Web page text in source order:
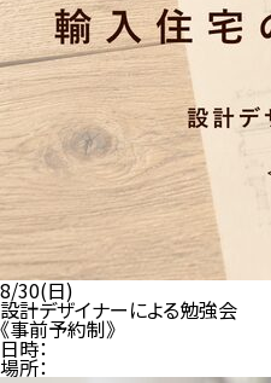
8/30(日)
設計デザイナーによる勉強会
《事前予約制》
日時：
場所：